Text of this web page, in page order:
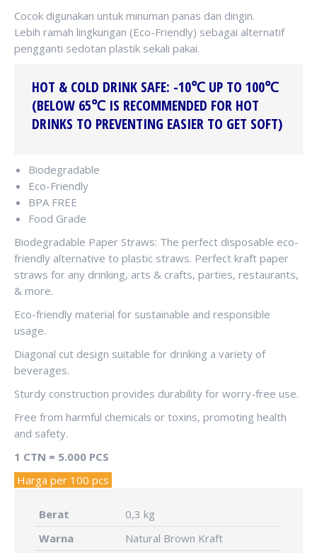
Cocok digunakan untuk minuman panas dan dingin.
Lebih ramah lingkungan (Eco-Friendly) sebagai alternatif
pengganti sedotan plastik sekali pakai.
HOT & COLD DRINK SAFE: -10℃ UP TO 100℃
(BELOW 65℃ IS RECOMMENDED FOR HOT
DRINKS TO PREVENTING EASIER TO GET SOFT)
Biodegradable
Eco-Friendly
BPA FREE
Food Grade
Biodegradable Paper Straws: The perfect disposable eco-
friendly alternative to plastic straws. Perfect kraft paper
straws for any drinking, arts & crafts, parties, restaurants,
& more.
Eco-friendly material for sustainable and responsible
usage.
Diagonal cut design suitable for drinking a variety of
beverages.
Sturdy construction provides durability for worry-free use.
Free from harmful chemicals or toxins, promoting health
and safety.
1 CTN = 5.000 PCS
Harga per 100 pcs
Berat
0,3 kg
Warna
Natural Brown Kraft